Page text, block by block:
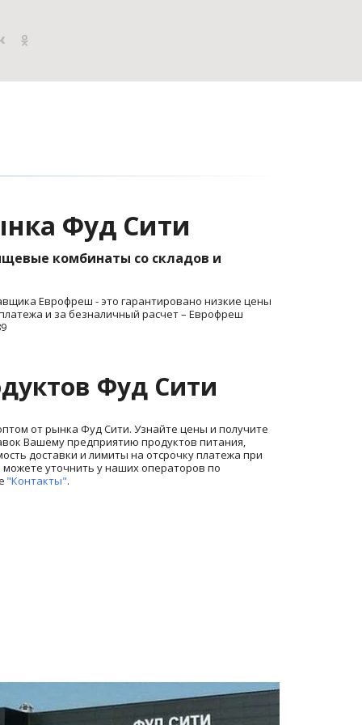
Фуд Сити
комбинаты со складов и
Еврофреш - это гарантировано низкие цены
и за безналичный расчет – Еврофреш
Фуд Сити
от рынка Фуд Сити. Узнайте цены и получите
Вашему предприятию продуктов питания,
доставки и лимиты на отсрочку платежа при
уточнить у наших операторов по
"Контакты".